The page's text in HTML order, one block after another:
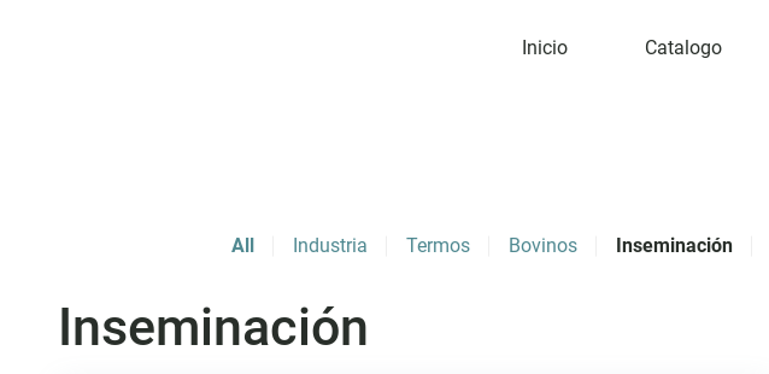
Inicio Catalogo
All Industria Termos Bovinos Inseminación
Inseminación